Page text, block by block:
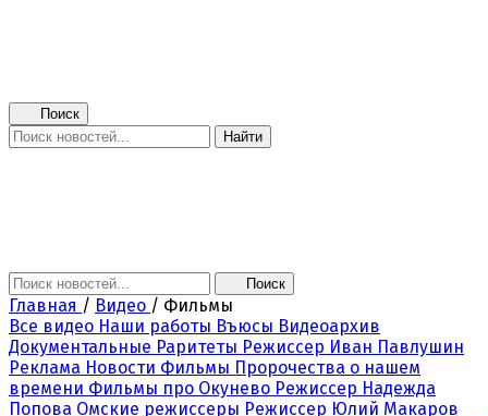
Поиск
Найти
Поиск
Главная / Видео / Фильмы
Все видео Наши работы Въюсы Видеоархив
Документальные Раритеты Режиссер Иван Павлушин
Реклама Новости Фильмы Пророчества о нашем
времени Фильмы про Окунево Режиссер Надежда
Попова Омские режиссеры Режиссер Юлий Макаров